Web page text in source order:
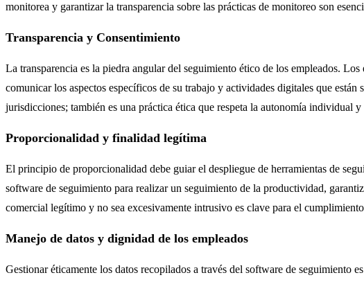
monitorea y garantizar la transparencia sobre las prácticas de monitoreo son
Transparencia y Consentimiento
La transparencia es la piedra angular del seguimiento ético de los empleados.
comunicar los aspectos específicos de su trabajo y actividades digitales que
jurisdicciones; también es una práctica ética que respeta la autonomía individual
Proporcionalidad y finalidad legítima
El principio de proporcionalidad debe guiar el despliegue de herramientas de
software de seguimiento para realizar un seguimiento de la productividad,
comercial legítimo y no sea excesivamente intrusivo es clave para el
Manejo de datos y dignidad de los empleados
Gestionar éticamente los datos recopilados a través del software de